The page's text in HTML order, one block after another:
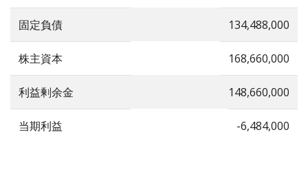
固定負債 134,488,000
株主資本 168,660,000
利益剰余金 148,660,000
当期利益 -6,484,000